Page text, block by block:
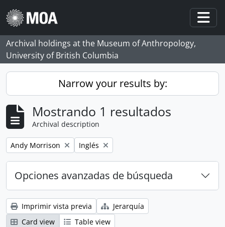
Skip to main content
Archival holdings at the Museum of Anthropology,
University of British Columbia
Narrow your results by:
Mostrando 1 resultados
Archival description
Remove filter:
Andy Morrison Remove filter:
Inglés
Opciones avanzadas de búsqueda
Imprimir vista previa
Jerarquía
Card view
Table view